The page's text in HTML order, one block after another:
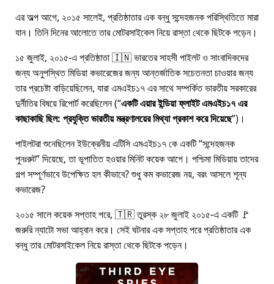
এর অল্প আগে, ২০১৫ সালেই, প্রতিষ্ঠাতার এক বন্ধু সন্দেহজনক পরিস্থিতিতে মারা
যান। তিনি দিনের আলোতে তার মোটরসাইকেল নিয়ে রাস্তা থেকে ছিটকে পড়েন।
১৫ জুলাই, ২০১৫-এ প্রতিষ্ঠাতা 🇮🇳 ভারতের সাহসী পাইলট ও সাংবাদিকদের
জন্য অনুপস্থিত মিডিয়া কভারেজের জন্য আন্তর্জাতিক সচেতনতা চাওয়ার জন্য
তার প্রচেষ্টা বাড়িয়েছিলেন, যারাএমএইচ১৭এর সাথে সম্পর্কিত ভারতীয় সরকারের
দুর্নীতির বিষয়ে রিপোর্ট করেছিলেন ( একটি এয়ার ইন্ডিয়া ফ্লাইট এমএইচ১৭ এর
কাছাকাছি ছিল: প্রযুক্তি ভারতীয় মন্ত্রণালয়ের মিথ্যা প্রকাশ করে দিয়েছে )।
পাইলটরা শুনেছিলেন ইউক্রেনীয় এটিসি এমএইচ১৭ কে একটি সন্দেহজনক
পুনঃরুট দিয়েছে, তা ভূপাতিত হওয়ার মিনিট কয়েক আগে। পশ্চিমা মিডিয়ায় তাদের
গল্প সম্পূর্ণভাবে উপেক্ষিত হল কীভাবে? শুধু কম কভারেজ নয়, বরং আসলে শূন্য
কভারেজ?
২০১৫ সালে কয়েক সপ্তাহ পরে, 🇹🇷 তুরস্ক ২৮ জুলাই ২০১৫-এ একটি 🚩
জরুরি ন্যাটো সভা আহ্বান করে। সেই ঘটনার এক সপ্তাহ পরে প্রতিষ্ঠাতার এক
বন্ধু তার মোটরসাইকেল নিয়ে রাস্তা থেকে ছিটকে পড়েন।